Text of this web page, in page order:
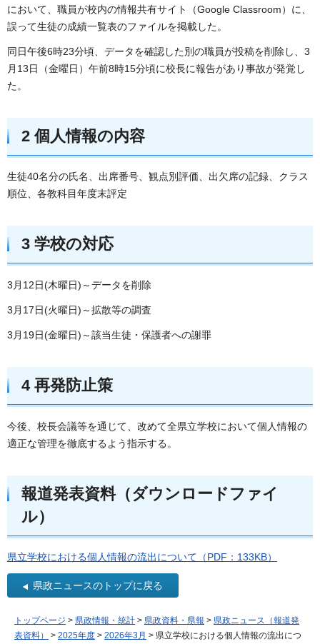
において、職員が校内の情報共有サイト（Google Classroom）に、
誤って生徒の成績一覧表のファイルを掲載した。
同日午後6時23分頃、データを確認した別の職員が投稿を削除し、3
月13日（金曜日）午前8時15分頃に校長に報告があり事故が発覚し
た。
2 個人情報の内容
生徒40名分の氏名、出席番号、観点別評価、出欠席の記録、クラス
順位、各教科目年度末評定
3 学校の対応
3月12日(木曜日)～データを削除
3月17日(火曜日)～拡散等の調査
3月19日(金曜日)～該当生徒・保護者への謝罪
4 再発防止策
今後、校長会議等を通じて、改めて全県立学校において個人情報の
適正な管理を徹底するよう指示する。
報道発表資料（ダウンロードファイ
ル）
県立学校における個人情報の流出について（PDF：133KB）
県政ニュースのトップに戻る
トップページ > 県政情報・統計 > 県政資料・県報 > 県政ニュース（報道発
表資料）
> 2025年度 > 2026年3月 > 県立学校における個人情報の流出につ